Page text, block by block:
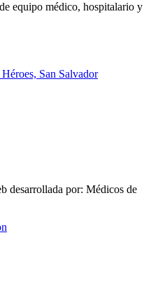
equipo médico, hospitalario y
San Salvador
desarrollada por: Médicos de